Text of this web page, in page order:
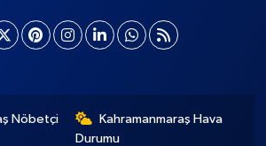
Nöbetçi
Kahramanmaraş Hava
Durumu